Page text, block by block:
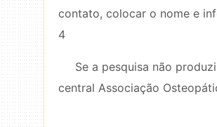
contato, colocar o nome e
4
Se a pesquisa não
central Associação